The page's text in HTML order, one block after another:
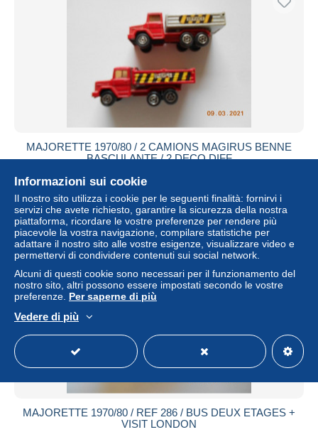
MAJORETTE 1970/80 / 2 CAMIONS MAGIRUS BENNE
BASCULANTE / 2 DECO DIFF
± 13,87 USD
Stato Residenziale
MAJORETTE 1970/80 / REF 286 / BUS DEUX ETAGES +
VISIT LONDON
Informazioni sui cookie
Il nostro sito utilizza i cookie per le seguenti finalità: fornirvi i
servizi che avete richiesto, garantire la sicurezza della nostra
piattaforma, ricordare le vostre preferenze per rendere più
piacevole la vostra navigazione, compilare statistiche per
adattare il nostro sito alle vostre esigenze, visualizzare video e
permettervi di condividere contenuti sui social network.
Alcuni di questi cookie sono necessari per il funzionamento del
nostro sito, altri possono essere impostati secondo le vostre
preferenze. Per saperne di più
Vedere di più